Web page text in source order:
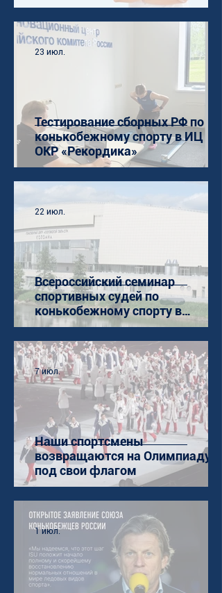
Тестирование сборных РФ по
конькобежному спорту в ИЦ
ОКР «Рекордика»
23 июл.
Всероссийский семинар
спортивных судей по
конькобежному спорту в
Коломне
22 июл.
Наши спортсмены
возвращаются на Олимпиаду
под свои флагом
7 июл.
1 июл.